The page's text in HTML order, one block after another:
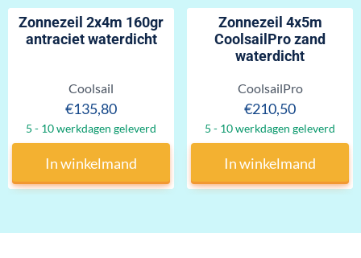
Zonnezeil 2x4m 160gr
antraciet waterdicht
Merk:
Coolsail
Prijs: 135,80
€135,80
5 - 10 werkdagen geleverd
In winkelmand
Zonnezeil 4x5m
CoolsailPro zand
waterdicht
Merk:
CoolsailPro
Prijs: 210,50
€210,50
5 - 10 werkdagen geleverd
In winkelmand